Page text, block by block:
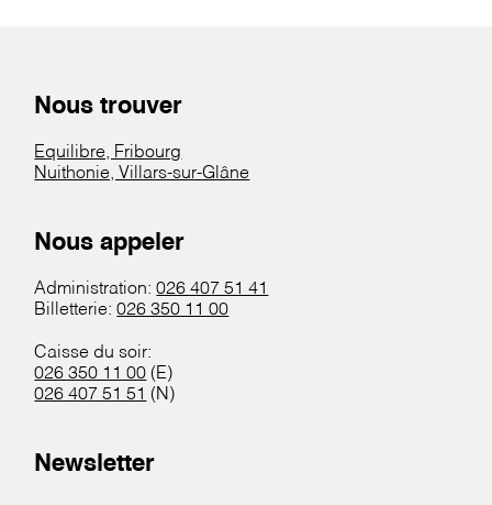
Nous trouver
Equilibre, Fribourg
Nuithonie, Villars-sur-Glâne
Nous appeler
Administration:026 407 51 41
Billetterie:026 350 11 00
Caisse du soir:
026 350 11 00 (E)
026 407 51 51 (N)
Newsletter